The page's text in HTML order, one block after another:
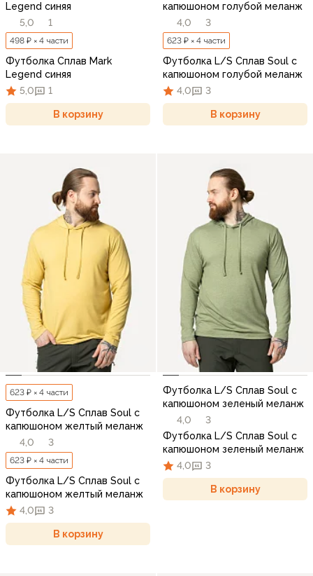
Legend синяя
5,0
1
498 ₽ × 4 части
Футболка Сплав Mark
Legend синяя
5,0
1
В корзину
капюшоном голубой меланж
4,0
3
623 ₽ × 4 части
Футболка L/S Сплав Soul с
капюшоном голубой меланж
4,0
3
В корзину
623 ₽ × 4 части
Футболка L/S Сплав Soul с
капюшоном желтый меланж
4,0
3
623 ₽ × 4 части
Футболка L/S Сплав Soul с
капюшоном желтый меланж
4,0
3
В корзину
Футболка L/S Сплав Soul с
капюшоном зеленый меланж
4,0
3
Футболка L/S Сплав Soul с
капюшоном зеленый меланж
4,0
3
В корзину